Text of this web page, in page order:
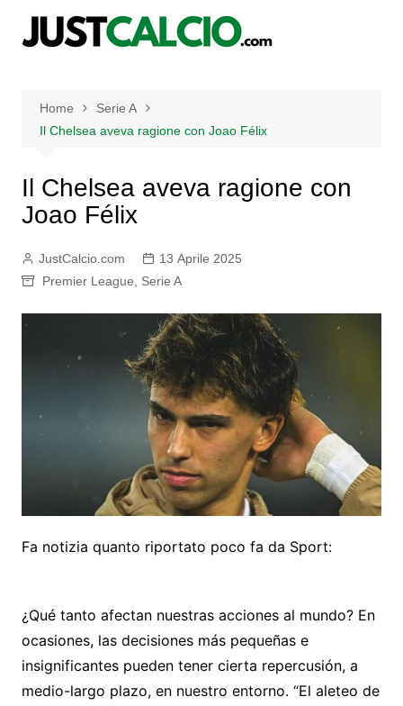
Home
Serie A
Il Chelsea aveva ragione con Joao Félix
Il Chelsea aveva ragione con
Joao Félix
JustCalcio.com
13 Aprile 2025
Premier League
Serie A
Fa notizia quanto riportato poco fa da Sport:
¿Qué tanto afectan nuestras acciones al mundo? En
ocasiones, las decisiones más pequeñas e
insignificantes pueden tener cierta repercusión, a
medio-largo plazo, en nuestro entorno. “El aleteo de